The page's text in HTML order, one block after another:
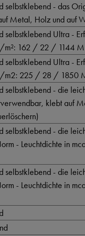
selbstklebend - das
Metal, Holz und auf
selbstklebend Ultra -
m²: 162 / 22 / 1144
selbstklebend Ultra -
m2: 225 / 28 / 1850
selbstklebend - die
klebt auf
selbstklebend - die
- Leuchtdichte in
selbstklebend - die
- Leuchtdichte in